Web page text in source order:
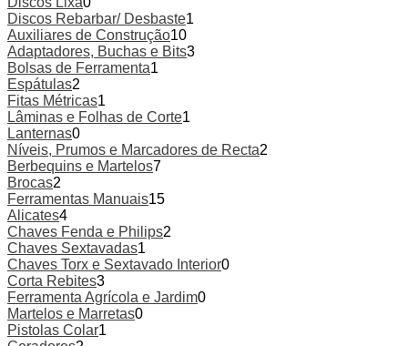
Discos Rebarbar/ Desbaste1
Auxiliares de Construção10
Adaptadores, Buchas e Bits3
Bolsas de Ferramenta1
Espátulas2
Fitas Métricas1
Lâminas e Folhas de Corte1
Lanternas0
Níveis, Prumos e Marcadores de Recta2
Berbequins e Martelos7
Brocas2
Ferramentas Manuais15
Alicates4
Chaves Fenda e Philips2
Chaves Sextavadas1
Chaves Torx e Sextavado Interior0
Corta Rebites3
Ferramenta Agrícola e Jardim0
Martelos e Marretas0
Pistolas Colar1